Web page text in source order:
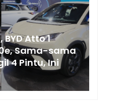
Atto 1
Sama-sama
4 Pintu, Ini